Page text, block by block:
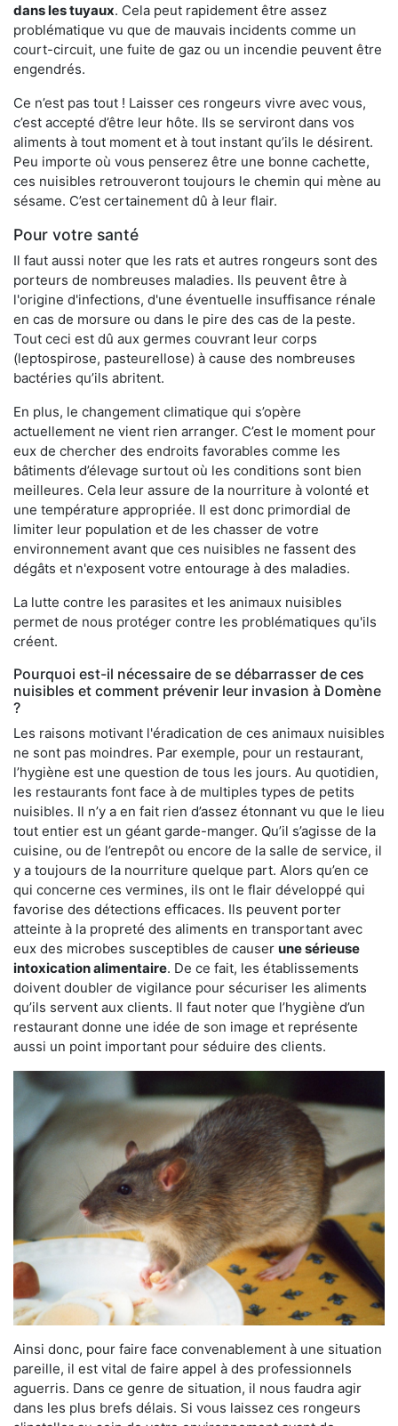
dans les tuyaux. Cela peut rapidement être assez
problématique vu que de mauvais incidents comme un
court-circuit, une fuite de gaz ou un incendie peuvent être
engendrés.
Ce n’est pas tout ! Laisser ces rongeurs vivre avec vous,
c’est accepté d’être leur hôte. Ils se serviront dans vos
aliments à tout moment et à tout instant qu’ils le désirent.
Peu importe où vous penserez être une bonne cachette,
ces nuisibles retrouveront toujours le chemin qui mène au
sésame. C’est certainement dû à leur flair.
Pour votre santé
Il faut aussi noter que les rats et autres rongeurs sont des
porteurs de nombreuses maladies. Ils peuvent être à
l'origine d'infections, d'une éventuelle insuffisance rénale
en cas de morsure ou dans le pire des cas de la peste.
Tout ceci est dû aux germes couvrant leur corps
(leptospirose, pasteurellose) à cause des nombreuses
bactéries qu’ils abritent.
En plus, le changement climatique qui s’opère
actuellement ne vient rien arranger. C’est le moment pour
eux de chercher des endroits favorables comme les
bâtiments d’élevage surtout où les conditions sont bien
meilleures. Cela leur assure de la nourriture à volonté et
une température appropriée. Il est donc primordial de
limiter leur population et de les chasser de votre
environnement avant que ces nuisibles ne fassent des
dégâts et n'exposent votre entourage à des maladies.
La lutte contre les parasites et les animaux nuisibles
permet de nous protéger contre les problématiques qu'ils
créent.
Pourquoi est-il nécessaire de se débarrasser de ces
nuisibles et comment prévenir leur invasion à Domène
?
Les raisons motivant l'éradication de ces animaux nuisibles
ne sont pas moindres. Par exemple, pour un restaurant,
l’hygiène est une question de tous les jours. Au quotidien,
les restaurants font face à de multiples types de petits
nuisibles. Il n’y a en fait rien d’assez étonnant vu que le lieu
tout entier est un géant garde-manger. Qu’il s’agisse de la
cuisine, ou de l’entrepôt ou encore de la salle de service, il
y a toujours de la nourriture quelque part. Alors qu’en ce
qui concerne ces vermines, ils ont le flair développé qui
favorise des détections efficaces. Ils peuvent porter
atteinte à la propreté des aliments en transportant avec
eux des microbes susceptibles de causer une sérieuse
intoxication alimentaire. De ce fait, les établissements
doivent doubler de vigilance pour sécuriser les aliments
qu’ils servent aux clients. Il faut noter que l’hygiène d’un
restaurant donne une idée de son image et représente
aussi un point important pour séduire des clients.
Ainsi donc, pour faire face convenablement à une situation
pareille, il est vital de faire appel à des professionnels
aguerris. Dans ce genre de situation, il nous faudra agir
dans les plus brefs délais. Si vous laissez ces rongeurs